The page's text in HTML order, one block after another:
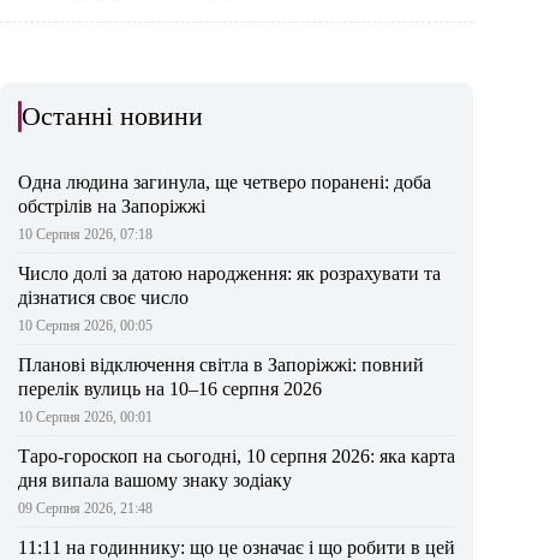
Останні новини
Одна людина загинула, ще четверо поранені: доба
обстрілів на Запоріжжі
10 Серпня 2026, 07:18
Число долі за датою народження: як розрахувати та
дізнатися своє число
10 Серпня 2026, 00:05
Планові відключення світла в Запоріжжі: повний
перелік вулиць на 10–16 серпня 2026
10 Серпня 2026, 00:01
Таро-гороскоп на сьогодні, 10 серпня 2026: яка карта
дня випала вашому знаку зодіаку
09 Серпня 2026, 21:48
11:11 на годиннику: що це означає і що робити в цей